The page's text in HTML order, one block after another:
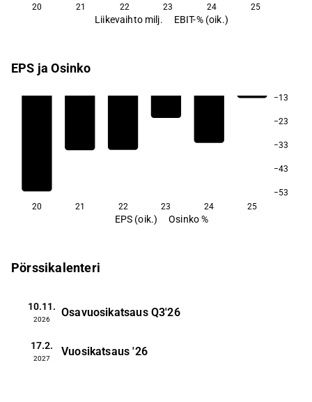
20
21 22 23 24 25
Liikevaihto milj. EBIT-% (oik.)
EPS ja Osinko
−13
−23
−33
−43
−53
20
21 22 23 24 25
EPS (oik.) Osinko %
Pörssikalenteri
10.11.
2026
Osavuosikatsaus Q3'26
17.2.
2027
Vuosikatsaus '26